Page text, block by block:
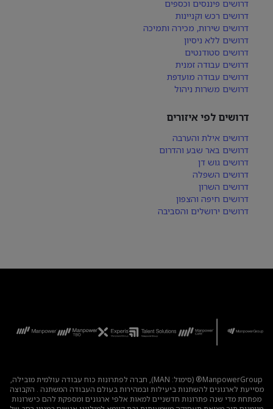
דרושים פיננסים וכספים
דרושים רכש וקניינות
דרושים שירות, מכירה ותמיכה
דרושים ללא ניסיון
דרושים סטודנטים
דרושים עבודה זמנית
דרושים עבודה מועדפת
דרושים משרות ניהול
דרושים לפי איזורים
דרושים אילת והערבה
דרושים באר שבע והדרום
דרושים גוש דן
דרושים השפלה
דרושים השרון
דרושים חיפה והצפון
דרושים ירושלים והסביבה
ManpowerGroup® (סימול: MAN), חברה לפתרונות כוח עבודה עולמית מובילה,
מסייעת לארגונים להשתנות ביעילות ובמהירות בעולם העבודה המשתנה . הקבוצה
מפתחת מדי שנה פתרונות חדשניים למאות אלפי ארגונים ומספקת להם כישרונות